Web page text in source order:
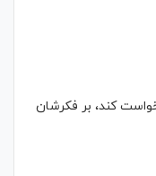
کند، بر فکرشان